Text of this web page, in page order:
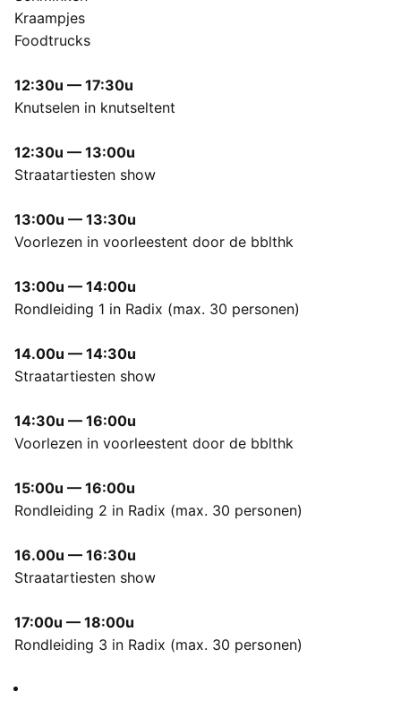
Kraampjes
Foodtrucks
12:30u — 17:30u
Knutselen in knutseltent
12:30u — 13:00u
Straatartiesten show
13:00u — 13:30u
Voorlezen in voorleestent door de bblthk
13:00u — 14:00u
Rondleiding 1 in Radix (max. 30 personen)
14.00u — 14:30u
Straatartiesten show
14:30u — 16:00u
Voorlezen in voorleestent door de bblthk
15:00u — 16:00u
Rondleiding 2 in Radix (max. 30 personen)
16.00u — 16:30u
Straatartiesten show
17:00u — 18:00u
Rondleiding 3 in Radix (max. 30 personen)